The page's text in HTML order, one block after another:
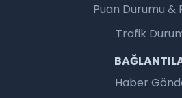
Puan Durumu &
Trafik
Haber